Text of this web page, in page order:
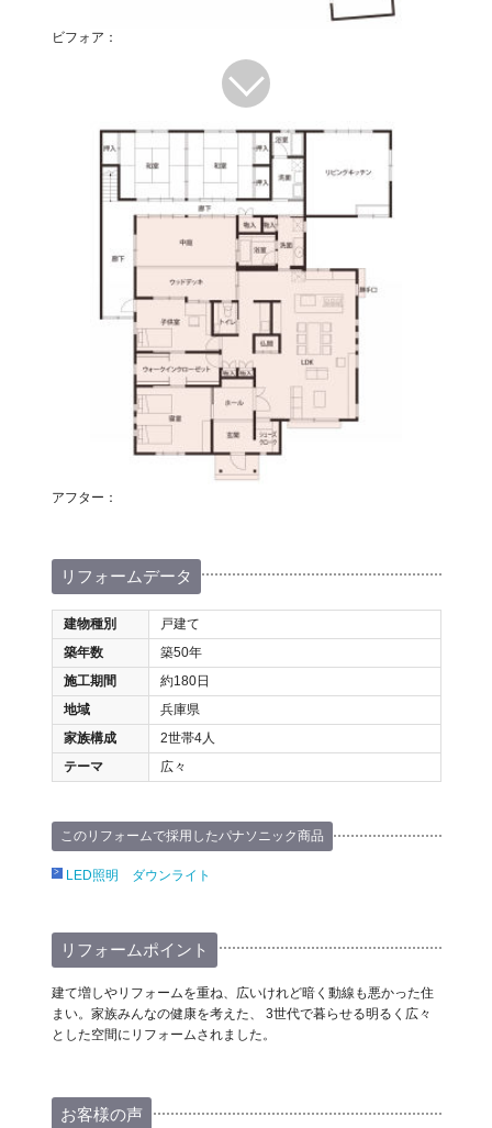
ビフォア：
アフター：
リフォームデータ
建物種別
戸建て
築年数
築50年
施工期間
約180日
地域
兵庫県
家族構成
2世帯4人
テーマ
広々
このリフォームで採用したパナソニック商品
LED照明 ダウンライト
リフォームポイント
建て増しやリフォームを重ね、広いけれど暗く動線も悪かった住
まい。家族みんなの健康を考えた、 3世代で暮らせる明るく広々
とした空間にリフォームされました。
お客様の声